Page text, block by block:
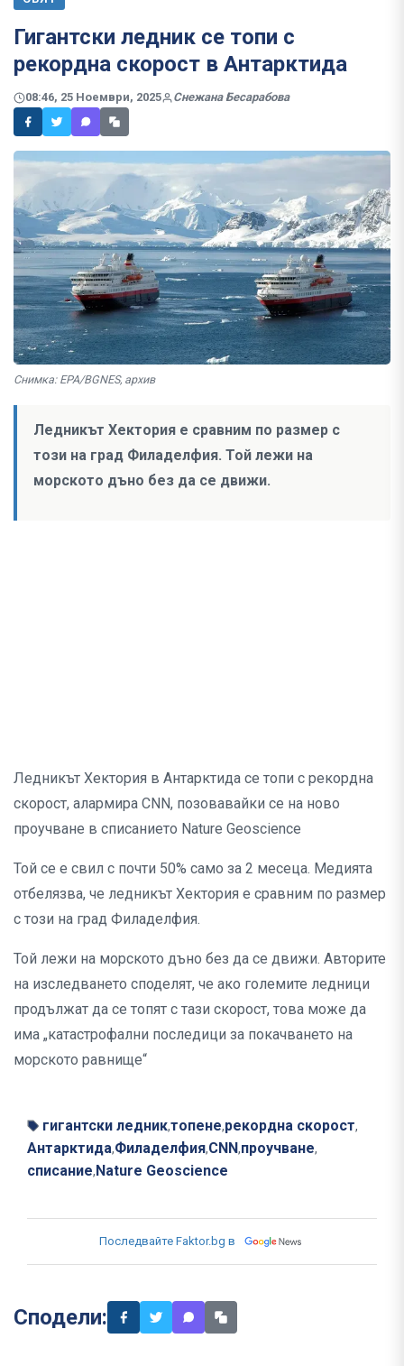
Гигантски ледник се топи с
рекордна скорост в Антарктида
08:46, 25 Ноември, 2025 Снежана Бесарабова
Снимка: EPA/BGNES, архив
Ледникът Хектория е сравним по размер с
този на град Филаделфия. Той лежи на
морското дъно без да се движи.
Ледникът Хектория в Антарктида се топи с рекордна
скорост, алармира CNN, позовавайки се на ново
проучване в списанието Nature Geoscience
Той се е свил с почти 50% само за 2 месеца. Медията
отбелязва, че ледникът Хектория е сравним по размер
с този на град Филаделфия.
Той лежи на морското дъно без да се движи. Авторите
на изследването споделят, че ако големите ледници
продължат да се топят с тази скорост, това може да
има „катастрофални последици за покачването на
морското равнище“
гигантски ледник,топене,рекордна скорост,
Антарктида,Филаделфия,CNN,проучване,
списание, Nature Geoscience
Последвайте Faktor.bg в
Сподели: